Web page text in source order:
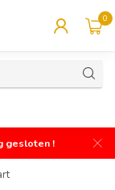
0
gesloten !